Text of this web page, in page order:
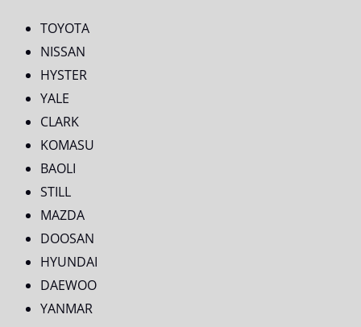
TOYOTA
NISSAN
HYSTER
YALE
CLARK
KOMASU
BAOLI
STILL
MAZDA
DOOSAN
HYUNDAI
DAEWOO
YANMAR